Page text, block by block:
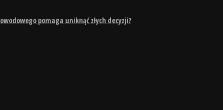
pomaga uniknąć złych decyzji?